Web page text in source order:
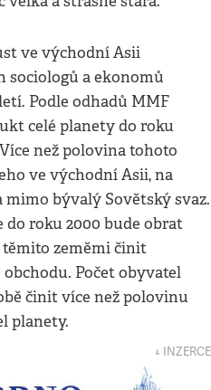
ve východní Asii
sociologů a ekonomů
Podle odhadů MMF
celé planety do roku
než polovina tohoto
ve východní Asii, na
bývalý Sovětský svaz.
do roku 2000 bude obrat
zeměmi činit
Počet obyvatel
činit více než polovinu
planety.
↓ INZERCE